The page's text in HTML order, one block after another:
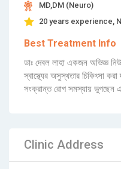
MD,DM (Neuro)
20 years experience,
Best Treatment Info
ডাঃ দেবল লাহা একজন অভিজ্ঞ
স্বাস্থ্যের অসুস্থতার চিকিৎসা
সংক্রান্ত রোগ সমস্যায় ভুগছেন
Clinic Address